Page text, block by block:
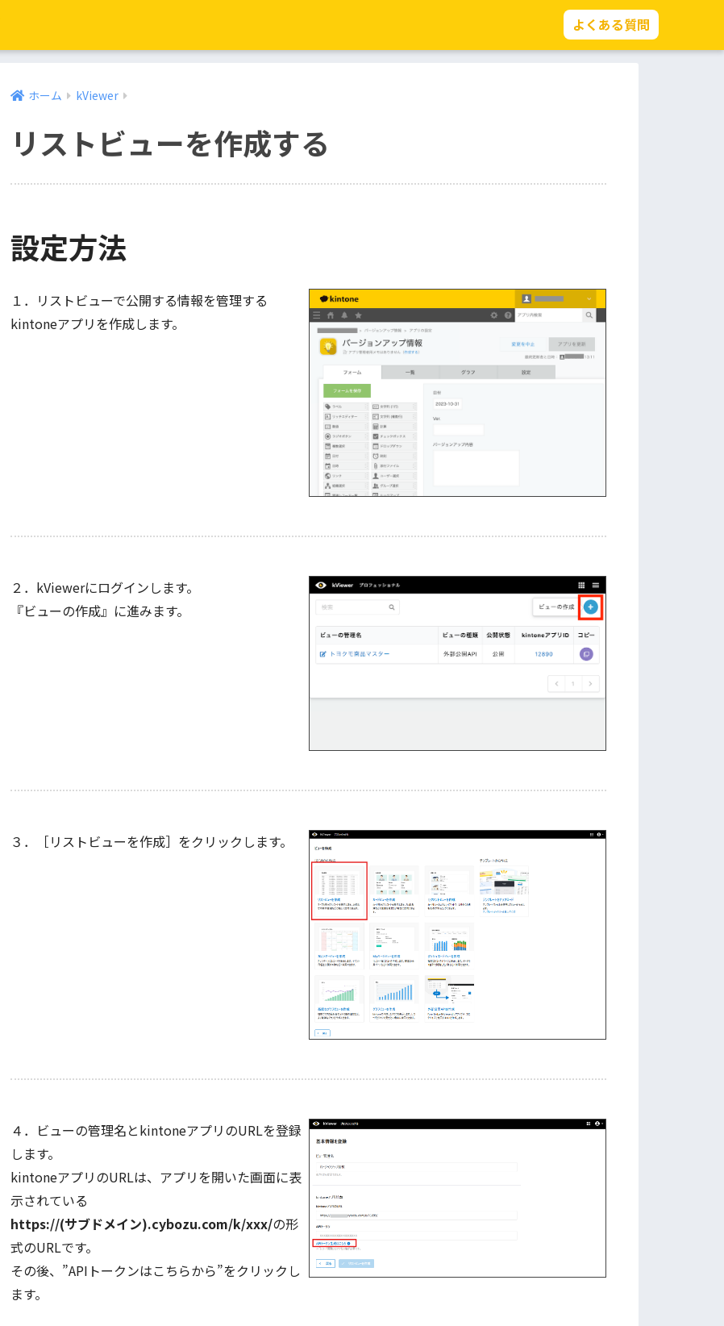
よくある質問
ホーム kViewer
リストビューを作成する
設定方法
１．リストビューで公開する情報を管理する
kintoneアプリを作成します。
２．kViewerにログインします。
『ビューの作成』に進みます。
３．［リストビューを作成］をクリックします。
４．ビューの管理名とkintoneアプリのURLを登録
します。
kintoneアプリのURLは、アプリを開いた画面に表
示されている
https://(サブドメイン).cybozu.com/k/xxx/の形
式のURLです。
その後、”APIトークンはこちらから”をクリックし
ます。